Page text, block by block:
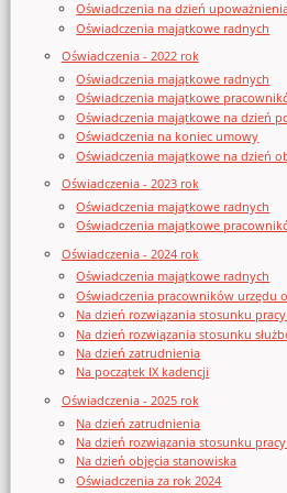
Oświadczenia na dzień
Oświadczenia majątkowe radnych
Oświadczenia - 2022 rok
Oświadczenia majątkowe radnych
Oświadczenia majątkowe
Oświadczenia majątkowe na dzień
Oświadczenia na koniec umowy
Oświadczenia majątkowe na dzień
Oświadczenia - 2023 rok
Oświadczenia majątkowe radnych
Oświadczenia majątkowe
Oświadczenia - 2024 rok
Oświadczenia majątkowe radnych
Oświadczenia pracowników urzędu
Na dzień rozwiązania stosunku pracy
Na dzień rozwiązania stosunku
Na dzień zatrudnienia
Na początek IX kadencji
Oświadczenia - 2025 rok
Na dzień zatrudnienia
Na dzień rozwiązania stosunku pracy
Na dzień objęcia stanowiska
Oświadczenia za rok 2024